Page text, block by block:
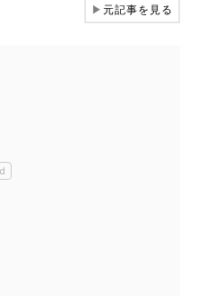
▶元記事を見る